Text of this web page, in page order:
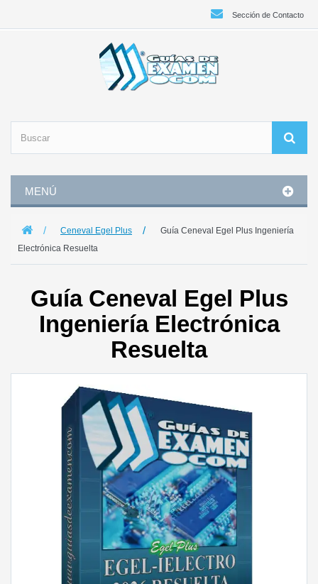
Sección de Contacto
MENÚ
Ceneval Egel Plus
Guía Ceneval Egel Plus Ingeniería
Electrónica Resuelta
Guía Ceneval Egel Plus
Ingeniería Electrónica
Resuelta